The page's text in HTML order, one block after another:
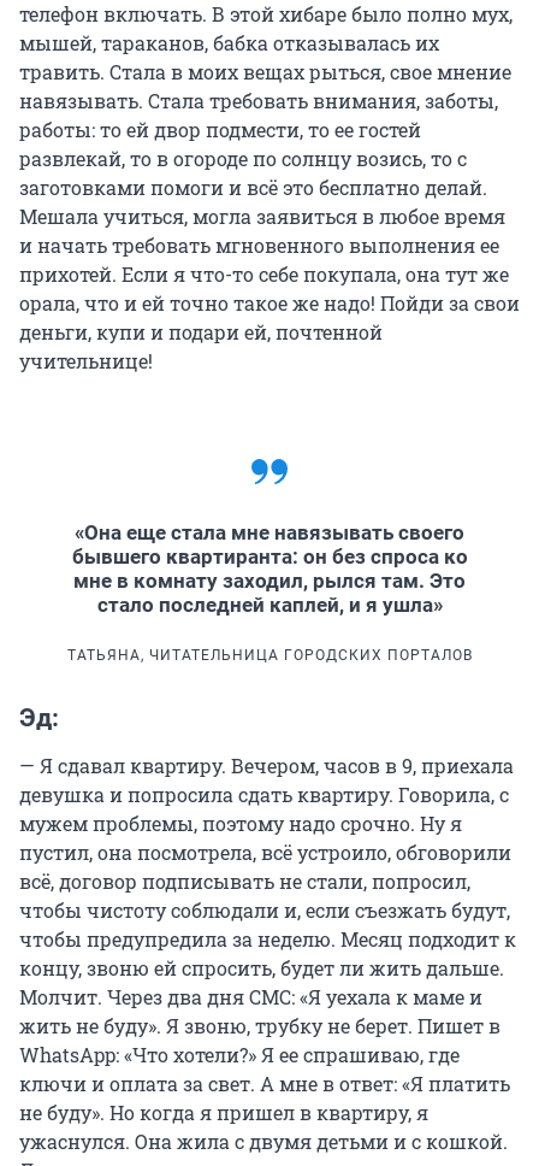
телефон включать. В этой хибаре было полно мух,
мышей, тараканов, бабка отказывалась их
травить. Стала в моих вещах рыться, свое мнение
навязывать. Стала требовать внимания, заботы,
работы: то ей двор подмести, то ее гостей
развлекай, то в огороде по солнцу возись, то с
заготовками помоги и всё это бесплатно делай.
Мешала учиться, могла заявиться в любое время
и начать требовать мгновенного выполнения ее
прихотей. Если я что-то себе покупала, она тут же
орала, что и ей точно такое же надо! Пойди за свои
деньги, купи и подари ей, почтенной
учительнице!
«Она еще стала мне навязывать своего
бывшего квартиранта: он без спроса ко
мне в комнату заходил, рылся там. Это
стало последней каплей, и я ушла»
ТАТЬЯНА, ЧИТАТЕЛЬНИЦА ГОРОДСКИХ ПОРТАЛОВ
Эд:
— Я сдавал квартиру. Вечером, часов в 9, приехала
девушка и попросила сдать квартиру. Говорила, с
мужем проблемы, поэтому надо срочно. Ну я
пустил, она посмотрела, всё устроило, обговорили
всё, договор подписывать не стали, попросил,
чтобы чистоту соблюдали и, если съезжать будут,
чтобы предупредила за неделю. Месяц подходит к
концу, звоню ей спросить, будет ли жить дальше.
Молчит. Через два дня СМС: «Я уехала к маме и
жить не буду». Я звоню, трубку не берет. Пишет в
WhatsApp: «Что хотели?» Я ее спрашиваю, где
ключи и оплата за свет. А мне в ответ: «Я платить
не буду». Но когда я пришел в квартиру, я
ужаснулся. Она жила с двумя детьми и с кошкой.